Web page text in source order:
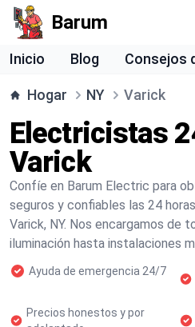
Barum
Inicio Blog Consejos
Hogar NY Varick
Electricistas
Varick
Confíe en Barum Electric para
seguros y confiables las 24
Varick, NY. Nos encargamos de
iluminación hasta instalaciones
Ayuda de emergencia 24/7
Precios honestos y por